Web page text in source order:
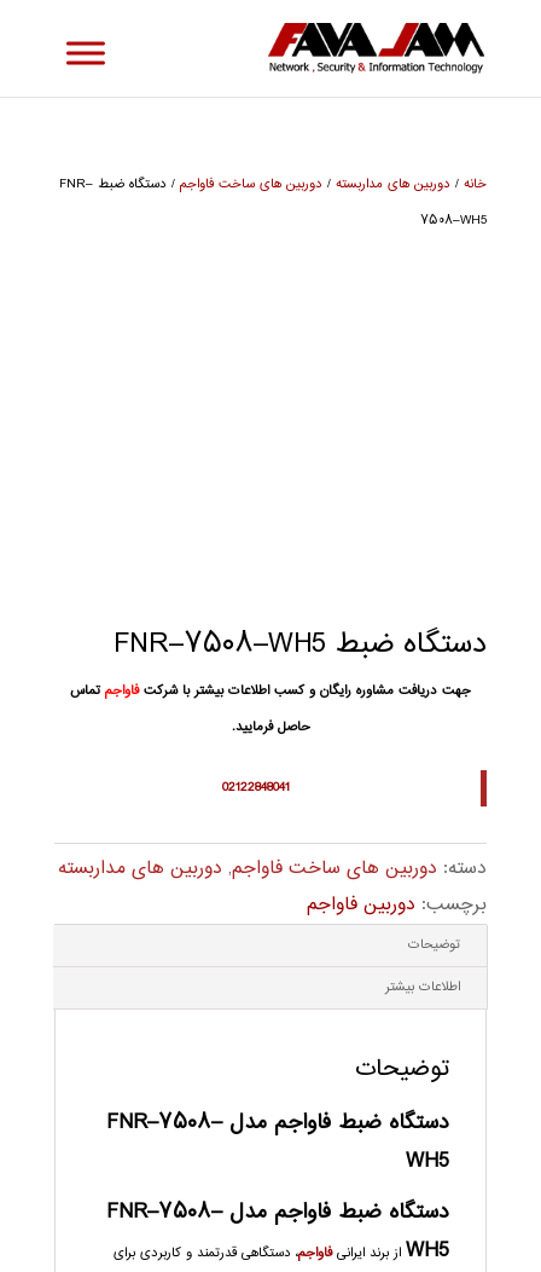
خانه/ دوربین های مداربسته/ دوربین های ساخت فاواجم
/ دستگاه ضبط FNR–
۷۵۰۸–WH5
دستگاه ضبط FNR–۷۵۰۸–WH5
جهت دریافت مشاوره رایگان و کسب اطلاعات بیشتر با شرکتفاواجم تماس
حاصل فرمایید.
02122848041
دسته: دوربین های ساخت فاواجم, دوربین های مداربسته
برچسب: دوربین فاواجم
توضیحات
اطلاعات بیشتر
توضیحات
دستگاه ضبط فاواجم مدل FNR–۷۵۰۸–
WH5
دستگاه ضبط فاواجم مدل FNR–۷۵۰۸–
WH5 از برند ایرانیفاواجم، دستگاهی قدرتمند و کاربردی برای